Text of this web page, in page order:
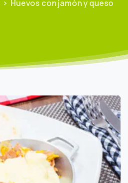
Huevos con jamón y queso